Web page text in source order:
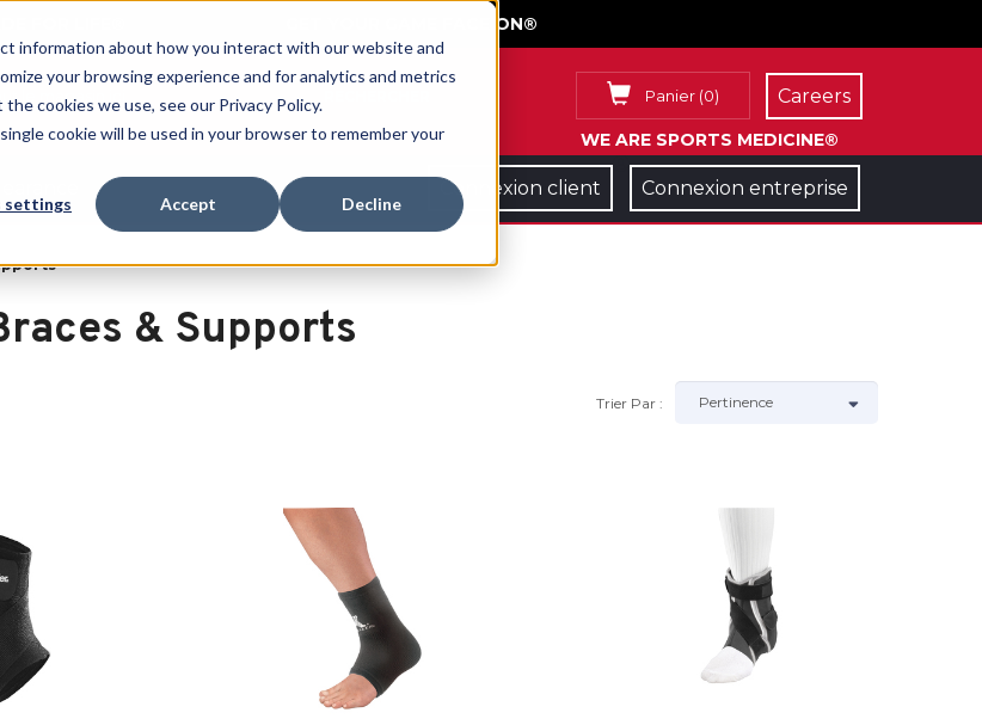
information about how you interact with our website and
your browsing experience and for analytics and metrics
cookies we use, see our Privacy Policy.
cookie will be used in your browser to remember your
settings Accept Decline
GET YOUR GAME FACE ON®
Panier (0)
WE ARE SPORTS MEDICINE®
Careers
Connexion client Connexion entreprise
& Supports
Trier Par :